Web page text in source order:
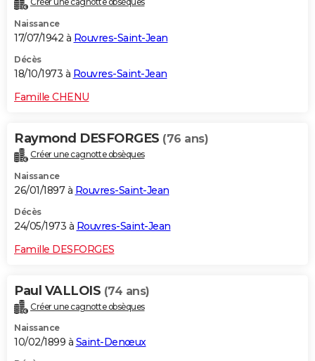
Naissance
17/07/1942 à Rouvres-Saint-Jean
Décès
18/10/1973 à Rouvres-Saint-Jean
Famille CHENU
Raymond DESFORGES (76 ans)
Créer une cagnotte obsèques
Naissance
26/01/1897 à Rouvres-Saint-Jean
Décès
24/05/1973 à Rouvres-Saint-Jean
Famille DESFORGES
Paul VALLOIS (74 ans)
Créer une cagnotte obsèques
Naissance
10/02/1899 à Saint-Denœux